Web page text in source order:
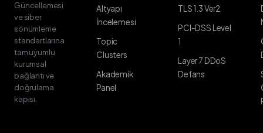
Güncellemesi
ve siber
sönümleme
standartlarına
tam uyumlu
kurumsal
bağlantı ve
doğrulama
kapısı.
Altyapı
İncelemesi
Topic
Clusters
Akademik
Panel
TLS 1.3 Ver2
PCI-DSS Level
1
Layer 7 DDoS
Defans